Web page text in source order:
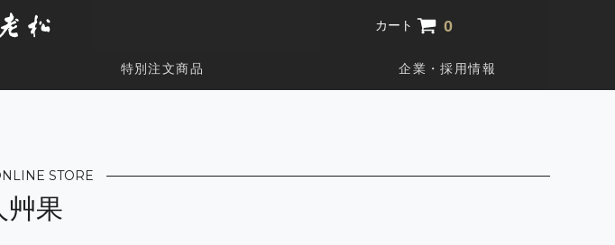
カート 0
特別注文商品 企業・採用情報
STORE
艸果